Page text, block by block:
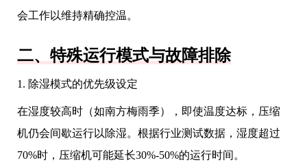
会工作以维持精确控温。
二、特殊运行模式与故障排除
1. 除湿模式的优先级设定
在湿度较高时（如南方梅雨季），即使温度达标，压缩
机仍会间歇运行以除湿。根据行业测试数据，湿度超过
70%时，压缩机可能延长30%-50%的运行时间。